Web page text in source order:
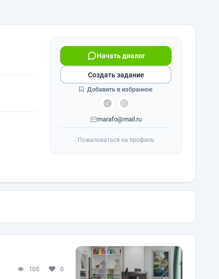
Начать диалог
marafo@mail.ru
Создать задание
Добавить в избранное
Пожаловаться на профиль
105 0